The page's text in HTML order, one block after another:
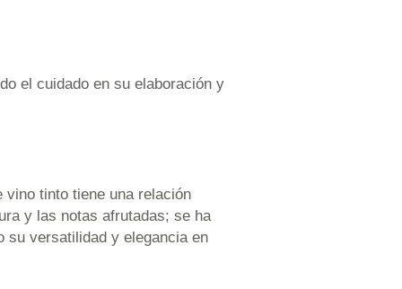
el cuidado en su elaboración y
tinto tiene una relación
y las notas afrutadas; se ha
su versatilidad y elegancia en